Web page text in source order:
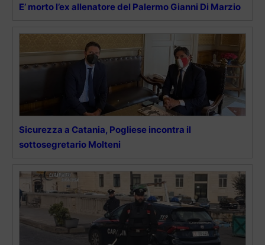
E’ morto l’ex allenatore del Palermo Gianni Di Marzio
Sicurezza a Catania, Pogliese incontra il
sottosegretario Molteni